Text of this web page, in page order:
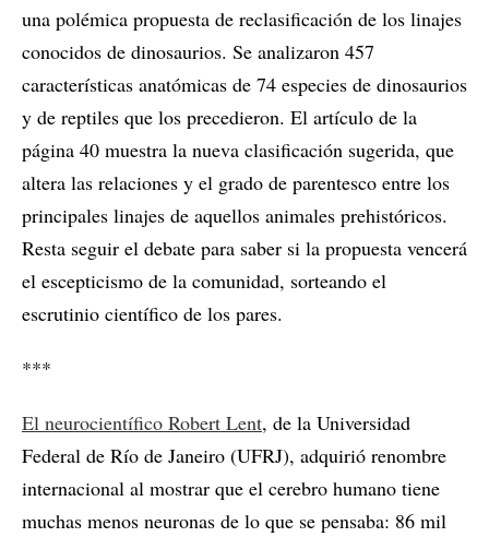
una polémica propuesta de reclasificación de los linajes
conocidos de dinosaurios. Se analizaron 457
características anatómicas de 74 especies de dinosaurios
y de reptiles que los precedieron. El artículo de la
página 40 muestra la nueva clasificación sugerida, que
altera las relaciones y el grado de parentesco entre los
principales linajes de aquellos animales prehistóricos.
Resta seguir el debate para saber si la propuesta vencerá
el escepticismo de la comunidad, sorteando el
escrutinio científico de los pares.
***
El neurocientífico Robert Lent, de la Universidad
Federal de Río de Janeiro (UFRJ), adquirió renombre
internacional al mostrar que el cerebro humano tiene
muchas menos neuronas de lo que se pensaba: 86 mil